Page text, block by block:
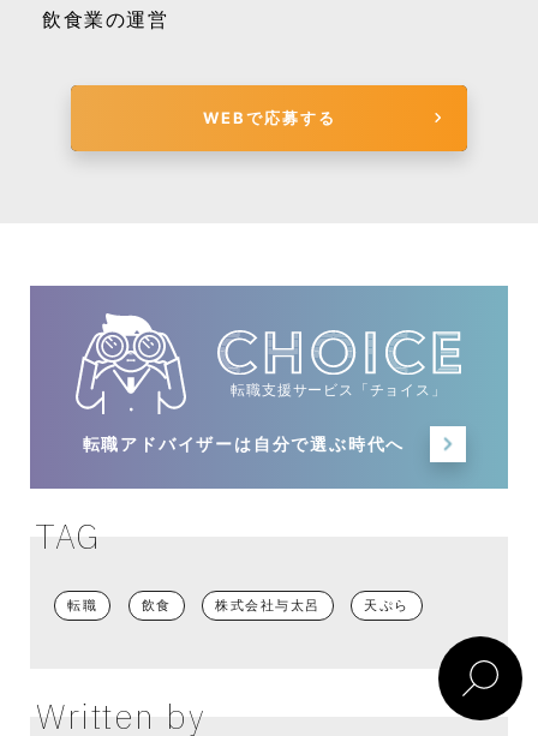
飲食業の運営
WEBで応募する
転職支援サービス「チョイス」
転職アドバイザーは 自分で選ぶ時代へ
TAG
転職 飲食 株式会社与太呂 天ぷら
Written by